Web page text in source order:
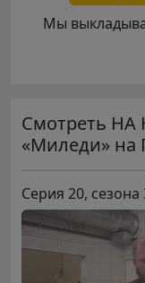
Мы
Смотреть
«Миледи»
Серия 20,